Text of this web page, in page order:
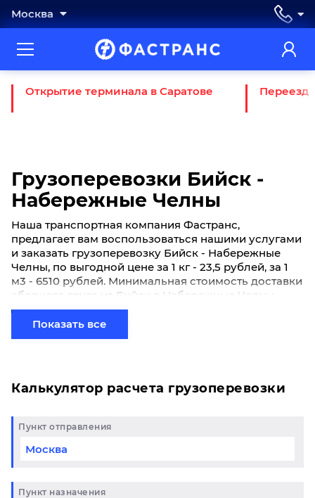
Москва
Открытие терминала в Саратове Переезд
Грузоперевозки Бийск -
Набережные Челны
Наша транспортная компания Фастранс,
предлагает вам воспользоваться нашими услугами
и заказать грузоперевозку Бийск - Набережные
Челны, по выгодной цене за 1 кг - 23,5 рублей, за 1
м3 - 6510 рублей. Минимальная стоимость доставки
сборного груза из Бийск в Набережные Челны
начинается от 820 рублей. Если вы хотите
отправить свой груз сборной партией по готовому
маршруту в Набережные Челны и у вас возникли
Показать все
Калькулятор расчета грузоперевозки
Пункт отправления
Пункт назначения